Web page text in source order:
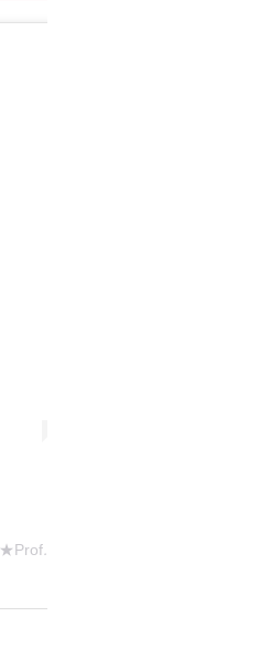
Uma publicação compartilhada por 彡★Professora: Valéria·.¸¸.· (@ensinandocomcarinho)